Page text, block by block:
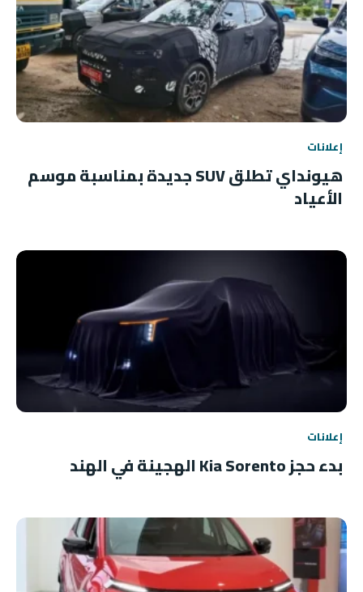
إعلانات
هيونداي تطلق SUV جديدة بمناسبة موسم
الأعياد
إعلانات
بدء حجز Kia Sorento الهجينة في الهند